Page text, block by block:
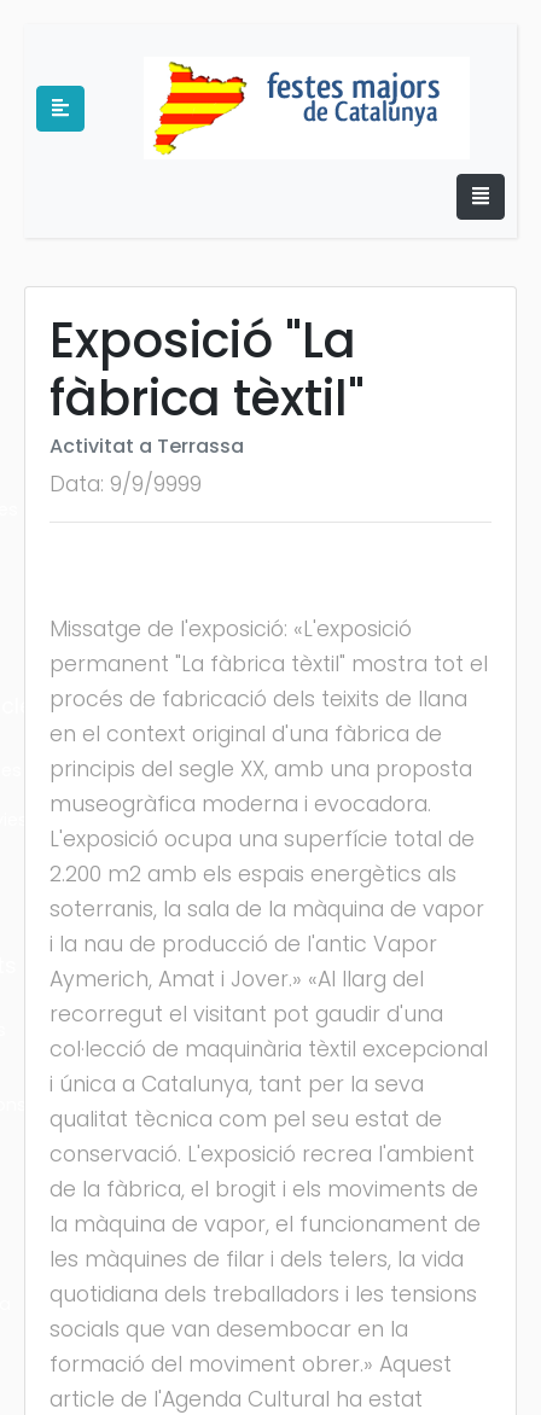
Exposició "La
fàbrica tèxtil"
Activitat a Terrassa
Data: 9/9/9999
Missatge de l'exposició: «L'exposició
permanent "La fàbrica tèxtil" mostra tot el
procés de fabricació dels teixits de llana
en el context original d'una fàbrica de
principis del segle XX, amb una proposta
museogràfica moderna i evocadora.
L'exposició ocupa una superfície total de
2.200 m2 amb els espais energètics als
soterranis, la sala de la màquina de vapor
i la nau de producció de l'antic Vapor
Aymerich, Amat i Jover.» «Al llarg del
recorregut el visitant pot gaudir d'una
col·lecció de maquinària tèxtil excepcional
i única a Catalunya, tant per la seva
qualitat tècnica com pel seu estat de
conservació. L'exposició recrea l'ambient
de la fàbrica, el brogit i els moviments de
la màquina de vapor, el funcionament de
les màquines de filar i dels telers, la vida
quotidiana dels treballadors i les tensions
socials que van desembocar en la
formació del moviment obrer.» Aquest
article de l'Agenda Cultural ha estat